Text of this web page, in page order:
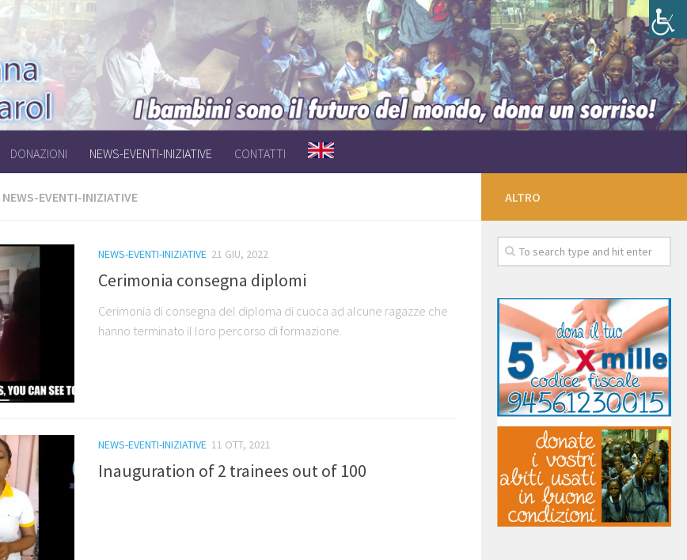
DONAZIONI NEWS-EVENTI-INIZIATIVE CONTATTI
NEWS-EVENTI-INIZIATIVE
NEWS-EVENTI-INIZIATIVE 21 GIU, 2022
Cerimonia consegna diplomi
Cerimonia di consegna del diploma di cuoca ad alcune ragazze che
hanno terminato il loro percorso di formazione.
NEWS-EVENTI-INIZIATIVE 11 OTT, 2021
Inauguration of 2 trainees out of 100
ALTRO